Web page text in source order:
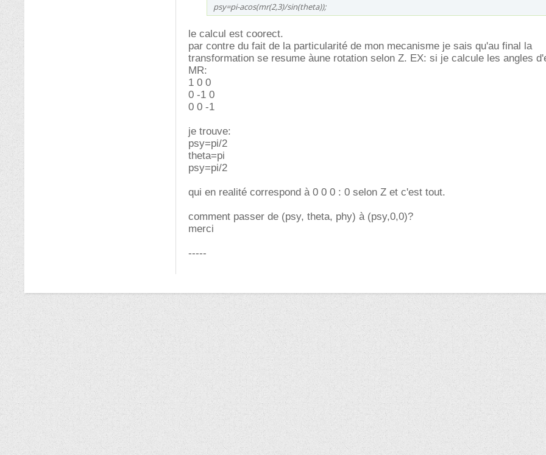
psy=pi-acos(mr(2,3)/sin(theta));
le calcul est coorect.
par contre du fait de la particularité de mon mecanisme je sais qu'au final la
transformation se resume àune rotation selon Z. EX: si je calcule les angles
MR:
1 0 0
0 -1 0
0 0 -1
je trouve:
psy=pi/2
theta=pi
psy=pi/2
qui en realité correspond à 0 0 0 : 0 selon Z et c'est tout.
comment passer de (psy, theta, phy) à (psy,0,0)?
merci
-----